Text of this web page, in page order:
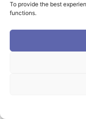
To provide the best
functions.